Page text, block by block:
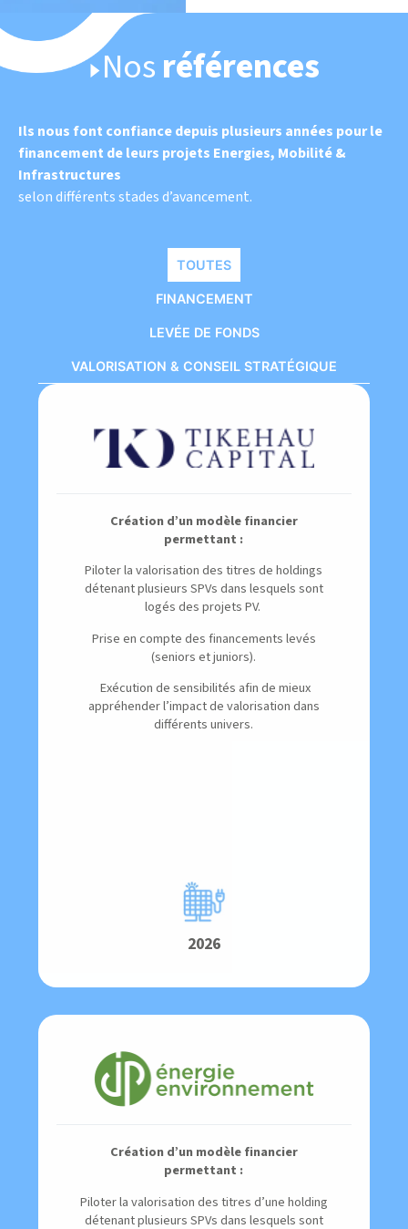
Nosréférences
Ils nous font confiance depuis plusieurs années pour le
financement de leurs projets Energies, Mobilité &
Infrastructures
selon différents stades d’avancement.
FINANCEMENT
LEVÉE DE FONDS
VALORISATION & CONSEIL STRATÉGIQUE
TOUTES
Création d’un modèle financier
permettant :
Piloter la valorisation des titres de holdings
détenant plusieurs SPVs dans lesquels sont
logés des projets PV.
Prise en compte des financements levés
(seniors et juniors).
Exécution de sensibilités afin de mieux
appréhender l’impact de valorisation dans
différents univers.
2026
Création d’un modèle financier
permettant :
Piloter la valorisation des titres d’une holding
détenant plusieurs SPVs dans lesquels sont